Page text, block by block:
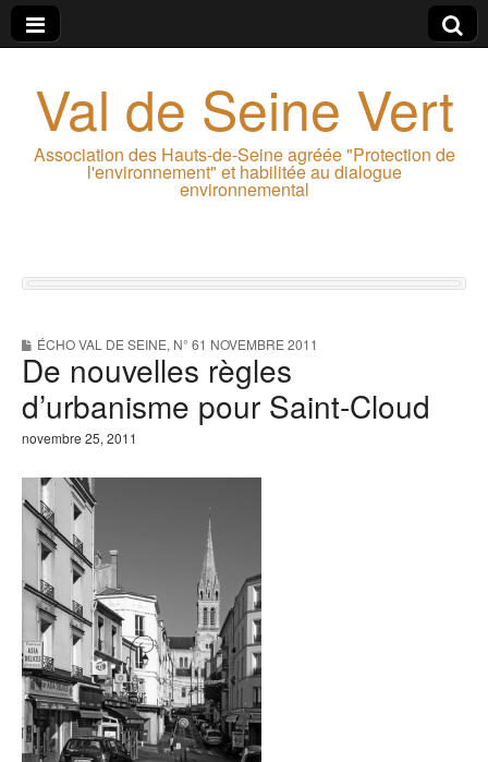
Val de Seine Vert
Association des Hauts-de-Seine agréée "Protection de
l'environnement" et habilitée au dialogue
environnemental
ÉCHO VAL DE SEINE, N° 61 NOVEMBRE 2011
De nouvelles règles
d’urbanisme pour Saint-Cloud
novembre 25, 2011